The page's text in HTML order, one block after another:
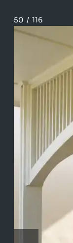
50 / 116